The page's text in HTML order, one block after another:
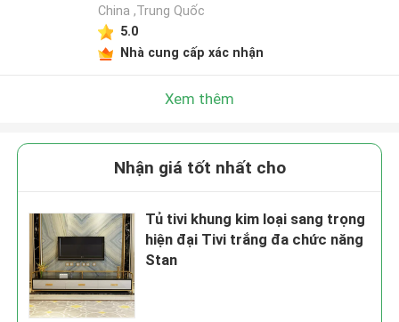
China ,Trung Quốc
5.0
Nhà cung cấp xác nhận
Xem thêm
Nhận giá tốt nhất cho
Tủ tivi khung kim loại sang trọng
hiện đại Tivi trắng đa chức năng
Stan